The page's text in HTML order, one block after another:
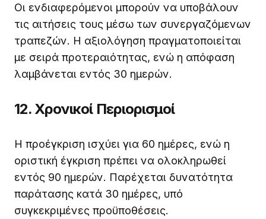
Οι ενδιαφερόμενοι μπορούν να υποβάλουν
τις αιτήσεις τους μέσω των συνεργαζόμενων
τραπεζών. Η αξιολόγηση πραγματοποιείται
με σειρά προτεραιότητας, ενώ η απόφαση
λαμβάνεται εντός 30 ημερών.
12. Χρονικοί Περιορισμοί
Η προέγκριση ισχύει για 60 ημέρες, ενώ η
οριστική έγκριση πρέπει να ολοκληρωθεί
εντός 90 ημερών. Παρέχεται δυνατότητα
παράτασης κατά 30 ημέρες, υπό
συγκεκριμένες προϋποθέσεις.